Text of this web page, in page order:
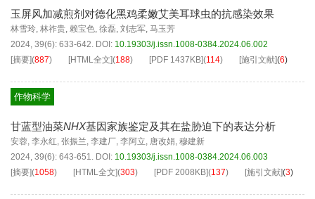
玉屏风加减煎剂对德化黑鸡柔嫩艾美耳球虫的抗感染效果
林雪玲, 林祚贵, 赖宝色, 徐磊, 刘志军, 马玉芳
2024, 39(6): 633-642. DOI: 10.19303/j.issn.1008-0384.2024.06.002
[摘要](887) [HTML全文](188) [PDF 1437KB](114) [施引文献](6)
作物科学
甘蓝型油菜NHX基因家族鉴定及其在盐胁迫下的表达分析
安蓉, 李永红, 张振兰, 李建厂, 李阿立, 唐改娟, 穆建新
2024, 39(6): 643-651. DOI: 10.19303/j.issn.1008-0384.2024.06.003
[摘要](1058) [HTML全文](303) [PDF 2008KB](137) [施引文献](3)